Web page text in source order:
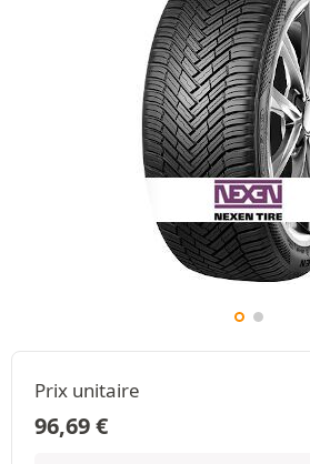
Prix unitaire
96,69€